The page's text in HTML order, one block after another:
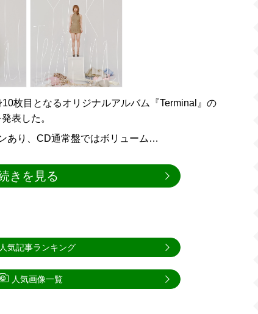
枚目となるオリジナルアルバム『Terminal』の
表した。
あり、CD通常盤ではボリューム…
きを見る
気記事ランキング
人気画像一覧